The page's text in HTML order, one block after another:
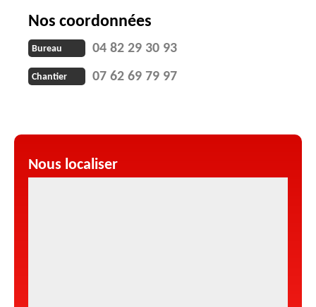
Nos coordonnées
Bureau 04 82 29 30 93
Chantier 07 62 69 79 97
Nous localiser